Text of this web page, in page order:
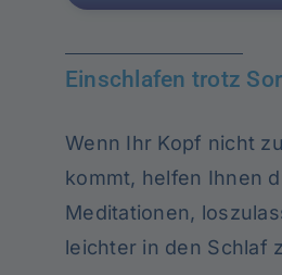
Einschlafen trotz
Wenn Ihr Kopf nicht
kommt, helfen Ihnen
Meditationen,
leichter in den Schlaf